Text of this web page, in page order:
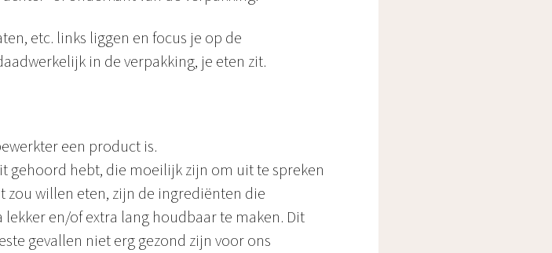
etc. links liggen en focus je op de
in de verpakking, je eten zit.
een product is.
gehoord hebt, die moeilijk zijn om uit te spreken
zou willen eten, zijn de ingrediënten die
en/of extra lang houdbaar te maken. Dit
gevallen niet erg gezond zijn voor ons